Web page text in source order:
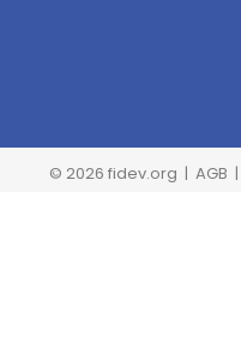
© 2026 fidev.org | AGB